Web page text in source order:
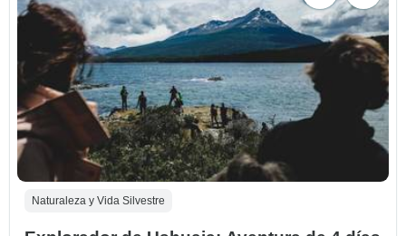
Naturaleza y Vida Silvestre